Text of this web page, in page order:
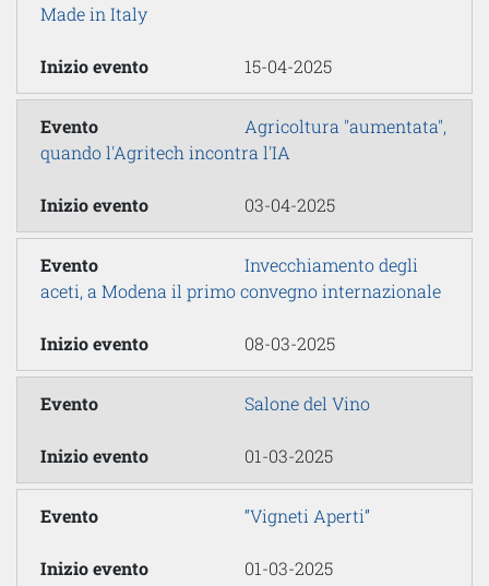
Made in Italy
15-04-2025
Agricoltura "aumentata",
quando l'Agritech incontra l'IA
03-04-2025
Invecchiamento degli
aceti, a Modena il primo convegno internazionale
08-03-2025
Salone del Vino
01-03-2025
“Vigneti Aperti”
01-03-2025